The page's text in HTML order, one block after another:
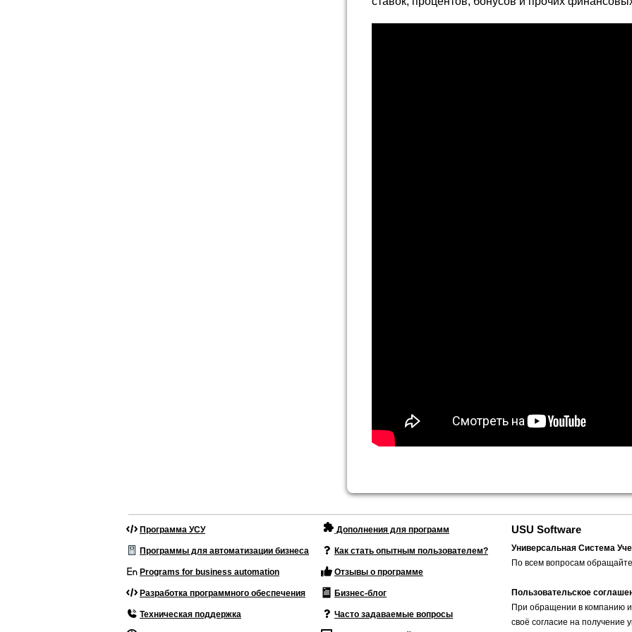
Программа УСУ
Программы для автоматизации бизнеса
Programs for business automation
Разработка программного обеспечения
Техническая поддержка
Дополнения для программ
Как стать опытным пользователем?
Отзывы о программе
Бизнес-блог
Часто задаваемые вопросы
USU Software
Универсальная Система
По всем вопросам
Пользовательское
При обращении в компанию
своё согласие на получение